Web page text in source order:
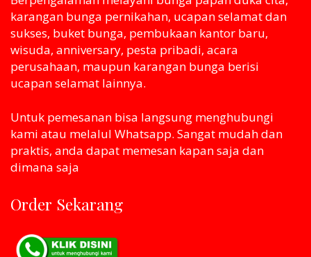
karangan bunga pernikahan, ucapan selamat dan
sukses, buket bunga, pembukaan kantor baru,
wisuda, anniversary, pesta pribadi, acara
perusahaan, maupun karangan bunga berisi
ucapan selamat lainnya.
Untuk pemesanan bisa langsung menghubungi
kami atau melaluI Whatsapp. Sangat mudah dan
praktis, anda dapat memesan kapan saja dan
dimana saja
Order Sekarang